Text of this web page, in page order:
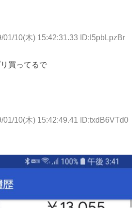
01/10(木) 15:42:31.33 ID:I5pbLpzBr
買ってるで
01/10(木) 15:42:49.41 ID:txdB6VTd0